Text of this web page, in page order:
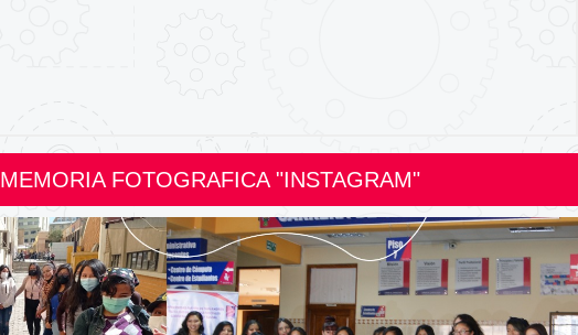
MEMORIA FOTOGRAFICA "INSTAGRAM"